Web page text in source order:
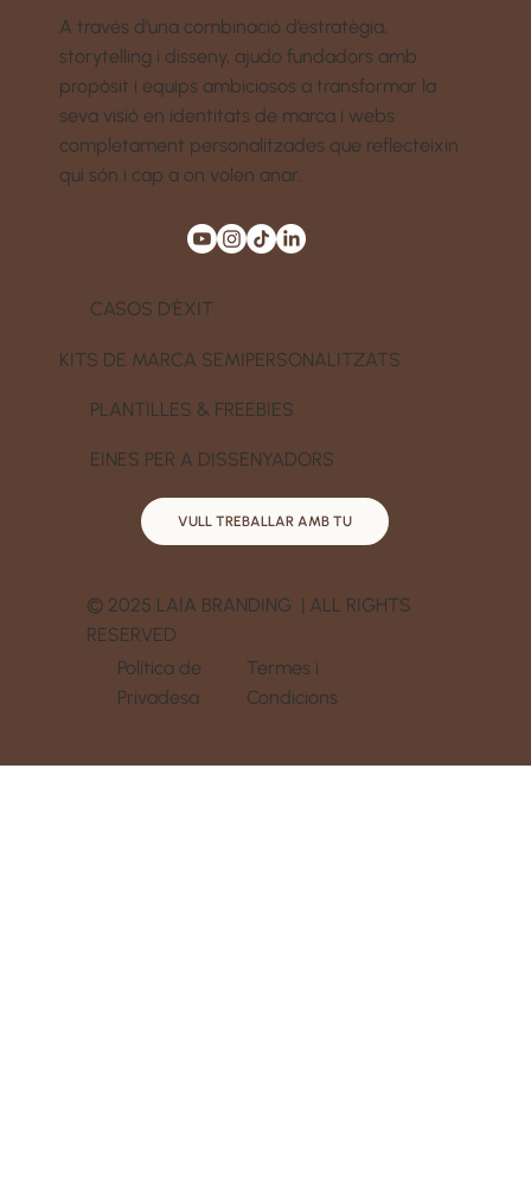
A través d’una combinació d’estratègia,
storytelling i disseny, ajudo fundadors amb
propòsit i equips ambiciosos a transformar la
seva visió en identitats de marca i webs
completament personalitzades que reflecteixin
qui són i cap a on volen anar.
CASOS D'ÈXIT
KITS DE MARCA SEMIPERSONALITZATS
PLANTILLES & FREEBIES
EINES PER A DISSENYADORS
VULL TREBALLAR AMB TU
© 2025 LAIA BRANDING | ALL RIGHTS
RESERVED
Política de
Privadesa
Termes i
Condicions